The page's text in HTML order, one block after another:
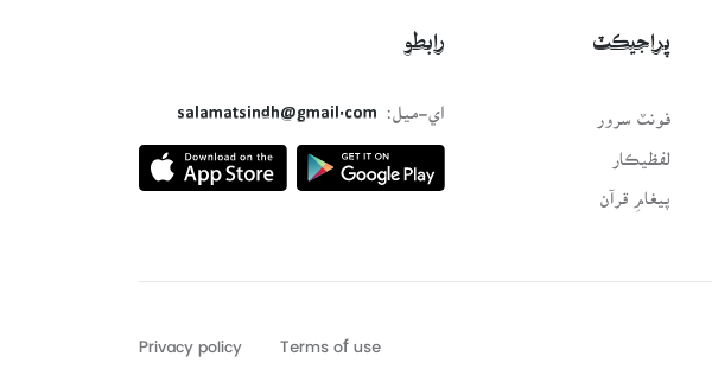
پراجيڪٽ
فونٽ سرور
لفظيڪار
پيغامِ قرآن
رابطو
اي-ميل:
salamatsindh@gmail.com
Terms of use
Privacy policy